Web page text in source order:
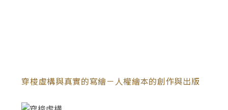
穿梭虛構與真實的寫繪－人權繪本的創作與出版